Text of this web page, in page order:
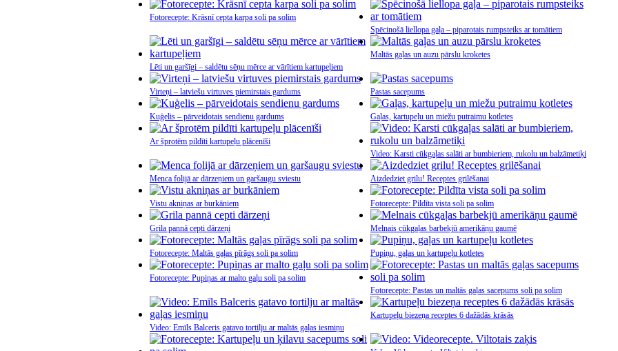
Fotorecepte: Krāsnī cepta karpa soli pa solim
Spēcinošā liellopa gaļa – piparotais rumpsteiks ar tomātiem
Lēti un garšīgi – saldētu sēņu mērce ar vārītiem kartupeļiem
Maltās gaļas un auzu pārslu kroketes
Virteņi – latviešu virtuves piemirstais gardums Pastas sacepums
Kuģelis – pārveidotais sendienu gardums Gaļas, kartupeļu un miežu putraimu kotletes
Ar šprotēm pildīti kartupeļu plācenīši
Video: Karsti cūkgaļas salāti ar bumbieriem, rukolu un balzāmetiķi
Menca folijā ar dārzeņiem un garšaugu sviestu Aizdedziet grilu! Receptes grilēšanai
Vistu akniņas ar burkāniem Fotorecepte: Pildīta vista soli pa solim
Grila pannā cepti dārzeņi Melnais cūkgaļas barbekjū amerikāņu gaumē
Fotorecepte: Maltās gaļas pīrāgs soli pa solim Pupiņu, gaļas un kartupeļu kotletes
Fotorecepte: Pupiņas ar malto gaļu soli pa solim
Fotorecepte: Pastas un maltās gaļas sacepums soli pa solim
Video: Emīls Balceris gatavo tortilju ar maltās gaļas iesmiņu
Kartupeļu biezeņa receptes 6 dažādās krāsās